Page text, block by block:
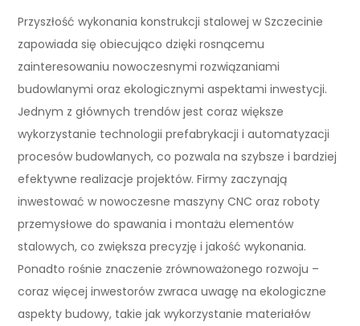
Przyszłość wykonania konstrukcji stalowej w Szczecinie
zapowiada się obiecująco dzięki rosnącemu
zainteresowaniu nowoczesnymi rozwiązaniami
budowlanymi oraz ekologicznymi aspektami inwestycji.
Jednym z głównych trendów jest coraz większe
wykorzystanie technologii prefabrykacji i automatyzacji
procesów budowlanych, co pozwala na szybsze i bardziej
efektywne realizacje projektów. Firmy zaczynają
inwestować w nowoczesne maszyny CNC oraz roboty
przemysłowe do spawania i montażu elementów
stalowych, co zwiększa precyzję i jakość wykonania.
Ponadto rośnie znaczenie zrównoważonego rozwoju –
coraz więcej inwestorów zwraca uwagę na ekologiczne
aspekty budowy, takie jak wykorzystanie materiałów